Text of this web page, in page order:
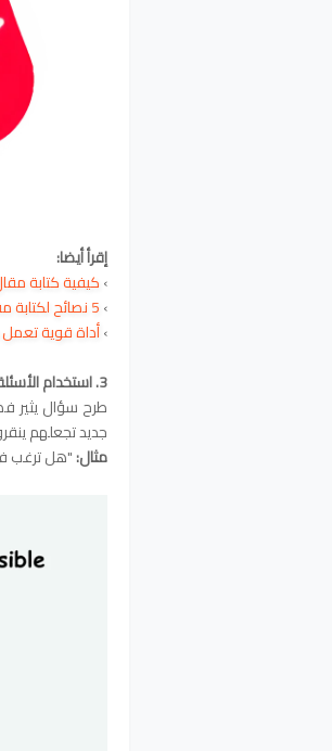
إقرأ أيضا:
›كيفية كتابة
›5 نصائح لكتابة مقال حصري متوافق مع seo
›أداة قوية تعمل
3. استخدام الأسئلة المثيرة
طرح سؤال يثير
جديد تجعلهم
مثال:"هل ترغب في